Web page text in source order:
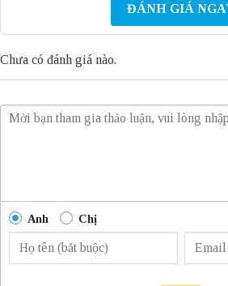
ĐÁNH GIÁ
Chưa có đánh giá nào.
Anh Chị